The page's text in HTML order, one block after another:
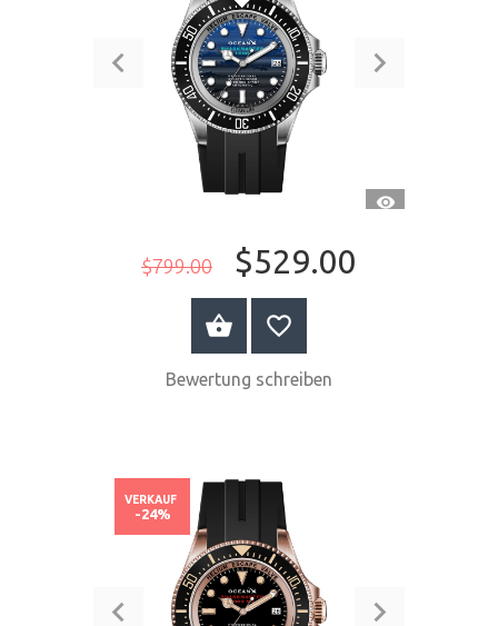
$799.00 $529.00
JETZT KAUFEN
Bewertung schreiben
VERKAUF
-24%